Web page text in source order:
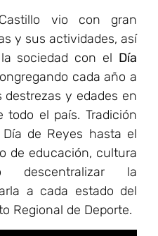
vio con gran
y sus actividades, así
sociedad con el Día
cada año a
destrezas y edades en
todo el país. Tradición
de Reyes hasta el
de educación, cultura
descentralizar la
a cada estado del
Regional de Deporte.